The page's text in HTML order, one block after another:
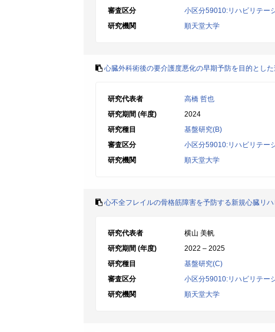
審査区分
小区分59010:リハビリテー
研究機関
順天堂大学
心臓外科術後の要介護度悪化の早期予防を目的とし
研究代表者
高橋 哲也
研究期間 (年度)
2024
研究種目
基盤研究(B)
審査区分
小区分59010:リハビリテー
研究機関
順天堂大学
心不全フレイルの骨格筋障害を予防する新規心臓リ
研究代表者
横山 美帆
研究期間 (年度)
2022 – 2025
研究種目
基盤研究(C)
審査区分
小区分59010:リハビリテー
研究機関
順天堂大学